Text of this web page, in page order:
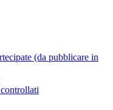
(da pubblicare in